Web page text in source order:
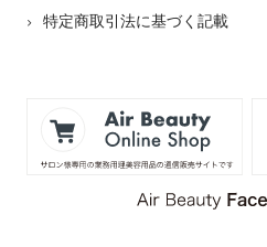
特定商取引法に基づく記載